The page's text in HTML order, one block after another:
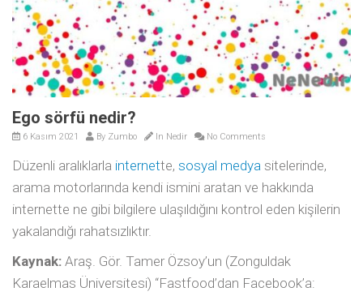
Ego sörfü nedir?
6 Kasım 2021 By Zumbo In Nedir No Comments
Düzenli aralıklarla internette, sosyal medya sitelerinde,
arama motorlarında kendi ismini aratan ve hakkında
internette ne gibi bilgilere ulaşıldığını kontrol eden kişilerin
yakalandığı rahatsızlıktır.
Kaynak: Araş. Gör. Tamer Özsoy’un (Zonguldak
Karaelmas Üniversitesi) “Fastfood’dan Facebook’a: